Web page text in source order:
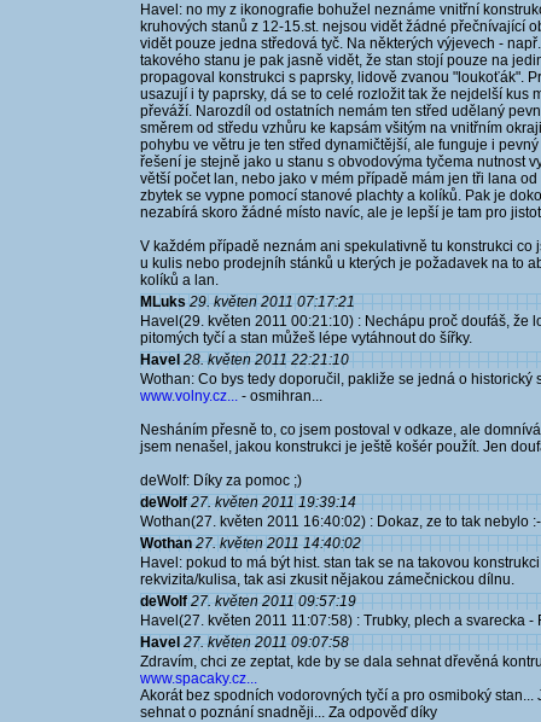
Havel: no my z ikonografie bohužel neznáme vnitřní
kruhových stanů z 12-15.st. nejsou vidět žádné přečnívající
vidět pouze jedna středová tyč. Na některých výjevech -
takového stanu je pak jasně vidět, že stan stojí pouze na
propagoval konstrukci s paprsky, lidově zvanou "loukoťák".
usazují i ty paprsky, dá se to celé rozložit tak že nejdelší kus
převáží. Narozdíl od ostatních nemám ten střed udělaný
směrem od středu vzhůru ke kapsám všitým na vnitřním
pohybu ve větru je ten střed dynamičtější, ale funguje i
řešení je stejně jako u stanu s obvodovýma tyčema nutnost
větší počet lan, nebo jako v mém případě mám jen tři lana
zbytek se vypne pomocí stanové plachty a kolíků. Pak je
nezabírá skoro žádné místo navíc, ale je lepší je tam pro
V každém případě neznám ani spekulativně tu konstrukci
u kulis nebo prodejníh stánků u kterých je požadavek na to
kolíků a lan.
MLuks 29. květen 2011 07:17:21
Havel(29. květen 2011 00:21:10) : Nechápu proč doufáš,
pitomých tyčí a stan můžeš lépe vytáhnout do šířky.
Havel 28. květen 2011 22:21:10
Wothan: Co bys tedy doporučil, pakliže se jedná o historický
www.volny.cz... - osmihran...
Nesháním přesně to, co jsem postoval v odkaze, ale
jsem nenašel, jakou konstrukci je ještě košér použít. Jen
deWolf: Díky za pomoc ;)
deWolf 27. květen 2011 19:39:14
Wothan(27. květen 2011 16:40:02) : Dokaz, ze to tak nebylo
Wothan 27. květen 2011 14:40:02
Havel: pokud to má být hist. stan tak se na takovou
rekvizita/kulisa, tak asi zkusit nějakou zámečnickou dílnu.
deWolf 27. květen 2011 09:57:19
Havel(27. květen 2011 11:07:58) : Trubky, plech a svarecka -
Havel 27. květen 2011 09:07:58
Zdravím, chci ze zeptat, kde by se dala sehnat dřevěná
www.spacaky.cz...
Akorát bez spodních vodorovných tyčí a pro osmiboký
sehnat o poznání snadněji... Za odpověď díky